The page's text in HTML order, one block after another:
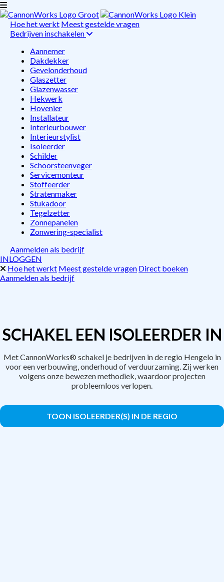
Hoe het werkt Meest gestelde vragen
Bedrijven inschakelen
Aannemer
Dakdekker
Gevelonderhoud
Glaszetter
Glazenwasser
Hekwerk
Hovenier
Installateur
Interieurbouwer
Interieurstylist
Isoleerder
Schilder
Schoorsteenveger
Servicemonteur
Stoffeerder
Stratenmaker
Stukadoor
Tegelzetter
Zonnepanelen
Zonwering-specialist
Aanmelden als bedrijf
INLOGGEN
Hoe het werkt Meest gestelde vragen Direct boeken
Aanmelden als bedrijf
SCHAKEL EEN ISOLEERDER IN
Met CannonWorks® schakel je bedrijven in de regio Hengelo in
voor een verbouwing, onderhoud of verduurzaming. Zij werken
volgens onze bewezen methodiek, waardoor projecten
probleemloos verlopen.
TOON ISOLEERDER(S) IN DE REGIO